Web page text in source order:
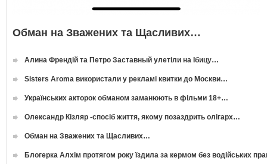
Обман на Зважених та Щасливих…
Алина Френдій та Петро Заставный улетіли на Ібицу…
Sisters Aroma використали у рекламі квитки до Москви…
Українських акторок обманом заманюють в фільми 18+…
Олександр Кізляр -спосіб життя, якому позаздрить олігарх…
Обман на Зважених та Щасливих…
Блогерка Алхім протягом року їздила за кермом без водійських